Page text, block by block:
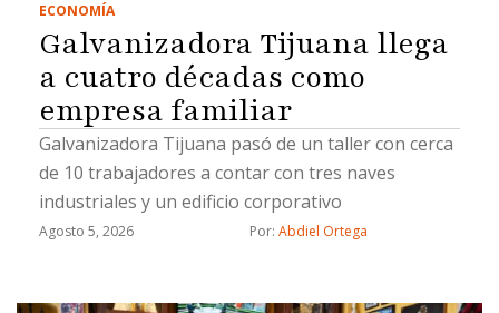
ECONOMÍA
Galvanizadora Tijuana llega
a cuatro décadas como
empresa familiar
Galvanizadora Tijuana pasó de un taller con cerca
de 10 trabajadores a contar con tres naves
industriales y un edificio corporativo
Agosto 5, 2026 Por: Abdiel Ortega